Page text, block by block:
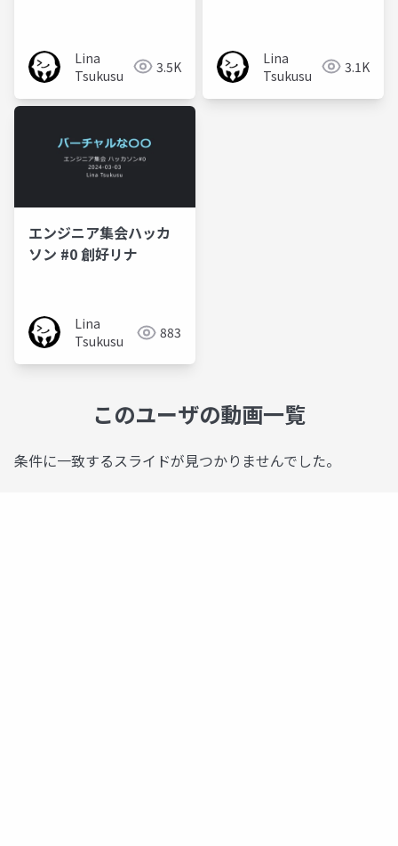
Lina
Tsukusu
3.5K
Lina
Tsukusu
3.1K
エンジニア集会ハッカ
ソン #0 創好リナ
Lina
Tsukusu
883
このユーザの動画一覧
条件に一致するスライドが見つかりませんでした。